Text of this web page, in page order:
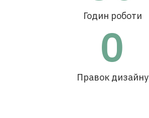
Годин роботи
0
Правок дизайну